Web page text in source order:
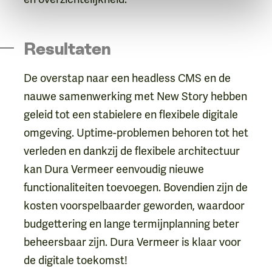
Resultaten
De overstap naar een headless CMS en de
nauwe samenwerking met New Story hebben
geleid tot een stabielere en flexibele digitale
omgeving. Uptime-problemen behoren tot het
verleden en dankzij de flexibele architectuur
kan Dura Vermeer eenvoudig nieuwe
functionaliteiten toevoegen. Bovendien zijn de
kosten voorspelbaarder geworden, waardoor
budgettering en lange termijnplanning beter
beheersbaar zijn. Dura Vermeer is klaar voor
de digitale toekomst!